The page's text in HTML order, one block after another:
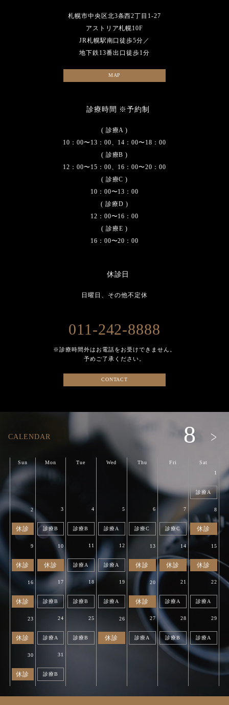
札幌市中央区北3条西2丁目1-27
アストリア札幌10F
JR札幌駅南口徒歩5分／
地下鉄13番出口徒歩1分
MAP
診療時間 ※予約制
( 診療A )
10：00〜13：00、14：00〜18：00
( 診療B )
12：00〜15：00、16：00〜20：00
( 診療C )
10：00〜13：00
( 診療D )
12：00〜16：00
( 診療E )
16：00〜20：00
休診日
日曜日、その他不定休
011-242-8888
※診療時間外はお電話をお受けできません。
予めご了承ください。
CONTACT
CALENDAR
Sun Mon Tue Wed Thu Fri
Sat
1
診療A
2
休診
3
診療B
4
診療B
5
診療A
6
診療C
7
診療C
8
休診
9
休診
10
休診
11
診療A
12
診療A
13
休診
14
休診
15
休診
16
休診
17
診療B
18
診療B
19
診療A
20
休診
21
診療A
22
診療A
23
休診
24
診療A
25
診療B
26
休診
27
診療A
28
診療B
29
診療A
30
休診
31
診療B
8